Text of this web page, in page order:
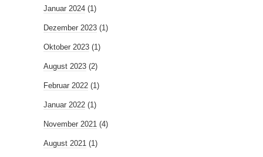
Januar 2024 (1)
Dezember 2023 (1)
Oktober 2023 (1)
August 2023 (2)
Februar 2022 (1)
Januar 2022 (1)
November 2021 (4)
August 2021 (1)